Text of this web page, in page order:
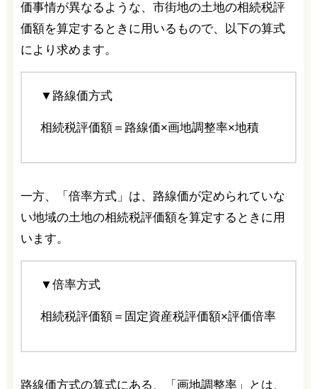
価事情が異なるような、市街地の土地の相続税評
価額を算定するときに用いるもので、以下の算式
により求めます。
▼路線価方式
相続税評価額＝路線価×画地調整率×地積
一方、「倍率方式」は、路線価が定められていな
い地域の土地の相続税評価額を算定するときに用
います。
▼倍率方式
相続税評価額＝固定資産税評価額×評価倍率
路線価方式の算式にある、「画地調整率」とは、